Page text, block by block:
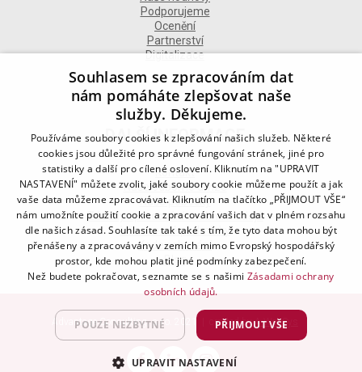
Podporujeme
Ocenění
Partnerství
Digitalizace
DALŠÍ INFORMACE
Kontakt
Naše odborné divize
Naše pobočky
Zásady zpracování osobních údajů
Všeobecné podmínky
Kodex chování
Blog
Advantage Consulting, s.r.o. 2021 | created byA-WebSys
Souhlasem se zpracováním dat
nám pomáháte zlepšovat naše
služby. Děkujeme.
Používáme soubory cookies k zlepšování našich služeb. Některé
cookies jsou důležité pro správné fungování stránek, jiné pro
statistiky a další pro cílené oslovení. Kliknutím na "UPRAVIT
NASTAVENÍ" můžete zvolit, jaké soubory cookie můžeme použít a jak
vaše data můžeme zpracovávat. Kliknutím na tlačítko „PŘIJMOUT VŠE“
nám umožníte použití cookie a zpracování vašich dat v plném rozsahu
dle našich zásad. Souhlasíte tak také s tím, že tyto data mohou být
přenášeny a zpracovávány v zemích mimo Evropský hospodářský
prostor, kde mohou platit jiné podmínky zabezpečení.
Než budete pokračovat, seznamte se s našimi Zásadami ochrany
osobních údajů.
PŘIJMOUT VŠE
POUZE NEZBYTNÉ
UPRAVIT NASTAVENÍ